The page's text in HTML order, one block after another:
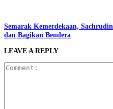
Semarak Kemerdekaan,
dan Bagikan Bendera
LEAVE A REPLY